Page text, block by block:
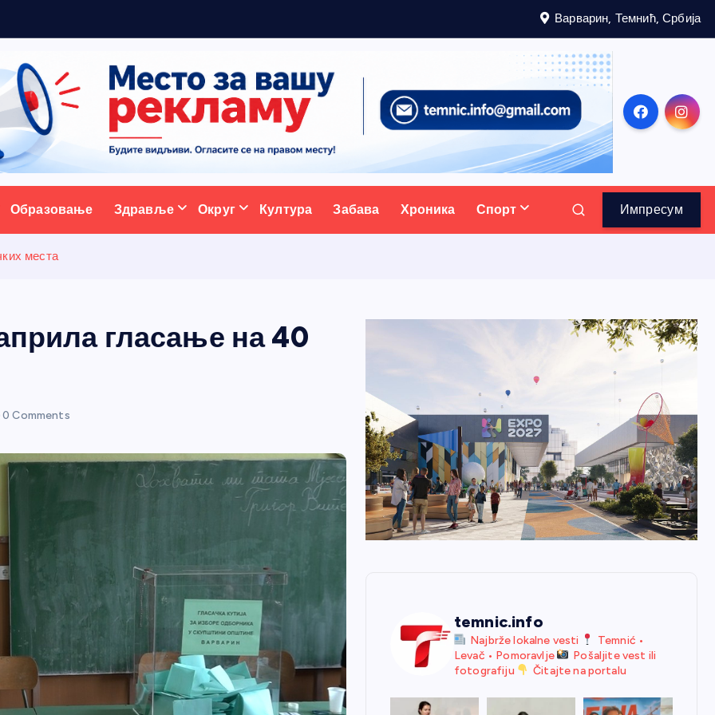
Варварин, Темнић, Србија
портал
Образовање Здравље Округ Култура Забава Хроника Спорт Импресум
места
гласање на 40
0 Comments
temnic.info
Najbrže lokalne vesti
Temnić •
Levač • Pomoravlje
Pošaljite vest ili
fotografiju
Čitajte na portalu